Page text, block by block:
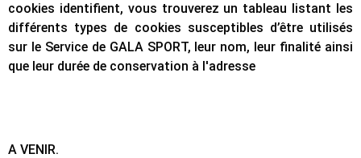
cookies identifient, vous trouverez un tableau listant les
différents types de cookies susceptibles d’être utilisés
sur le Service de GALA SPORT, leur nom, leur finalité ainsi
que leur durée de conservation à l'adresse
A VENIR.